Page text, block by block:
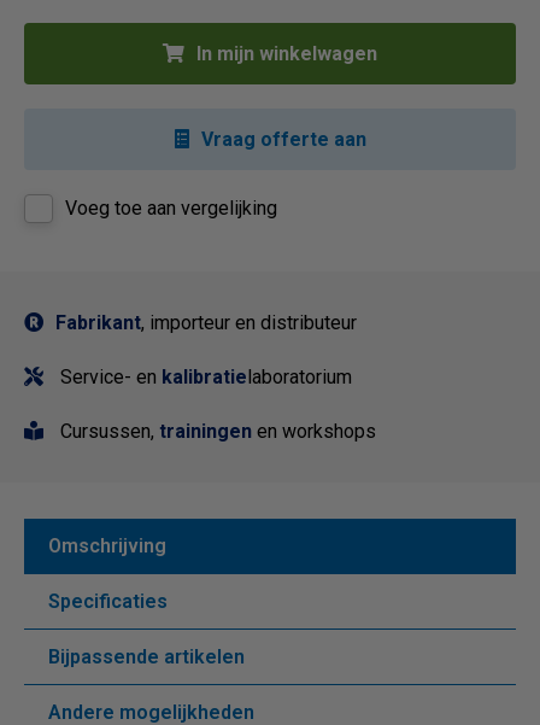
In mijn winkelwagen
Vraag offerte aan
Voeg toe aan vergelijking
Fabrikant, importeur en distributeur
Service- en kalibratielaboratorium
Cursussen, trainingen en workshops
Omschrijving
Specificaties
Bijpassende artikelen
Andere mogelijkheden